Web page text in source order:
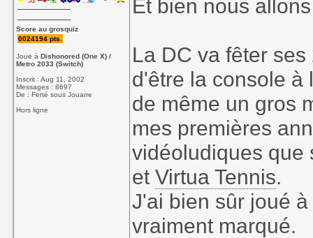
Score au grosquiz
0024194 pts.
Joue àDishonored (One X) /
Metro 2033 (Switch)
Inscrit : Aug 11, 2002
Messages : 8697
De : Ferté sous Jouarre
Hors ligne
Et bien nous
La DC va fêter
d'être la console à
de même un gros
mes premières
vidéoludiques
etVirtua Tennis.
J'ai bien sûr joué
vraiment marqué.